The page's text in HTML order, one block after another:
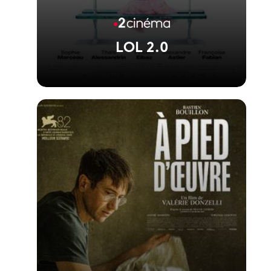
LOL 2.0
La suite de LOL réalisée par Lisa Azuelos
Voir la fiche du film